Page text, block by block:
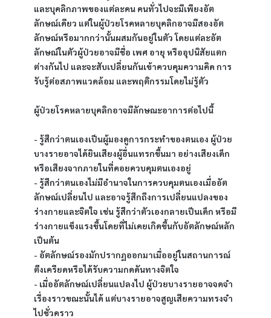
และบุคลิกภาพของแต่ละคน คนทั่วไปจะมีเพียงอัต
ลักษณ์เดียว แต่ในผู้ป่วยโรคหลายบุคลิกอาจมีสองอัต
ลักษณ์หรือมากกว่านั้นผสมกันอยู่ในตัว โดยแต่ละอัต
ลักษณ์ในตัวผู้ป่วยอาจมีชื่อ เพศ อายุ หรืออุปนิสัยแตก
ต่างกันไป และจะสับเปลี่ยนกันเข้าควบคุมความคิด การ
รับรู้ต่อสภาพแวดล้อม และพฤติกรรมโดยไม่รู้ตัว
ผู้ป่วยโรคหลายบุคลิกอาจมีลักษณะอาการต่อไปนี้
- รู้สึกว่าตนเองเป็นผู้มองดูการกระทำของตนเอง ผู้ป่วย
บางรายอาจได้ยินเสียงผู้อื่นแทรกขึ้นมา อย่างเสียงเด็ก
หรือเสียงจากภายในที่คอยควบคุมตนเองอยู่
- รู้สึกว่าตนเองไม่มีอำนาจในการควบคุมตนเองเมื่ออัต
ลักษณ์เปลี่ยนไป และอาจรู้สึกถึงการเปลี่ยนแปลงของ
ร่างกายและจิตใจ เช่น รู้สึกว่าตัวเองกลายเป็นเด็ก หรือมี
ร่างกายแข็งแรงขึ้นโดยที่ไม่เคยเกิดขึ้นกับอัตลักษณ์หลัก
เป็นต้น
- อัตลักษณ์รองมักปรากฏออกมาเมื่ออยู่ในสถานการณ์
ตึงเครียดหรือได้รับความกดดันทางจิตใจ
- เมื่ออัตลักษณ์เปลี่ยนแปลงไป ผู้ป่วยบางรายอาจจดจำ
เรื่องราวขณะนั้นได้ แต่บางรายอาจสูญเสียความทรงจำ
ไปชั่วคราว